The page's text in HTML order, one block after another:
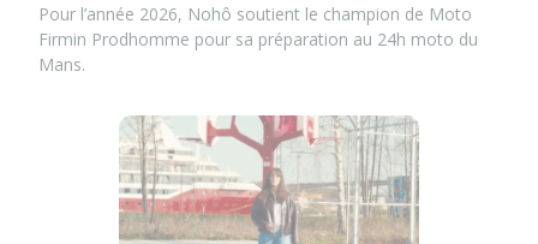
Pour l’année 2026, Nohô soutient le champion de Moto
Firmin Prodhomme pour sa préparation au 24h moto du
Mans.